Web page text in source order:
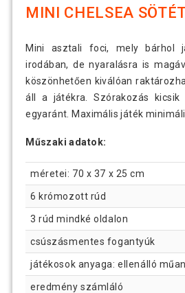
MINI CHELSEA
Mini asztali foci, mely bárhol
irodában, de nyaralásra is
köszönhetően kiválóan
áll a játékra. Szórakozás kicsik
egyaránt. Maximális játék
Műszaki adatok:
méretei: 70 x 37 x 25 cm
6 krómozott rúd
3 rúd mindké oldalon
csúszásmentes fogantyúk
játékosok anyaga: ellenálló
eredmény számláló